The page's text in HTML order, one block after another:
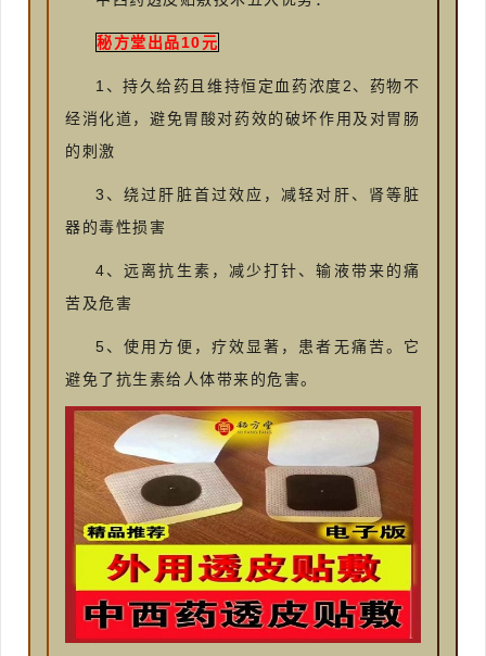
秘方堂出品10元
1、持久给药且维持恒定血药浓度2、药物不
经消化道，避免胃酸对药效的破坏作用及对胃肠
的刺激
3、绕过肝脏首过效应，减轻对肝、肾等脏
器的毒性损害
4、远离抗生素，减少打针、输液带来的痛
苦及危害
5、使用方便，疗效显著，患者无痛苦。它
避免了抗生素给人体带来的危害。